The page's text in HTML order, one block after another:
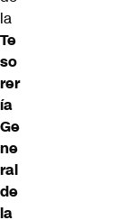
la
Te
so
rer
ía
Ge
ne
ral
de
la